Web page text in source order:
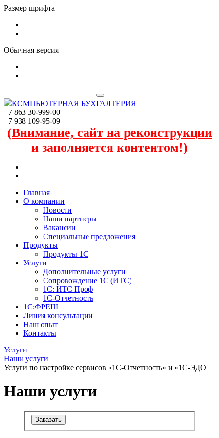
Размер шрифта
Обычная версия
КОМПЬЮТЕРНАЯ БУХГАЛТЕРИЯ
+7 863 30-999-00
+7 938 109-95-09
(Внимание, сайт на реконструкции
и заполняется контентом!)
Главная
О компании
Новости
Наши партнеры
Вакансии
Специальные предложения
Продукты
Продукты 1С
Услуги
Дополнительные услуги
Сопровождение 1С (ИТС)
1С: ИТС Проф
1С-Отчетность
1С:ФРЕШ
Линия консультации
Наш опыт
Контакты
Услуги
Наши услуги
Услуги по настройке сервисов «1С-Отчетность» и «1С-ЭДО
Наши услуги
Заказать